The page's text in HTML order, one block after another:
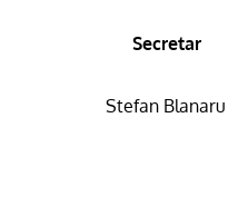
Secretar
Stefan Blanaru